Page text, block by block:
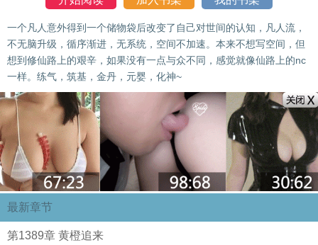
一个凡人意外得到一个储物袋后改变了自己对世间的认知，凡人流，
不无脑升级，循序渐进，无系统，空间不加速。本来不想写空间，但
想到修仙路上的艰辛，如果没有一点与众不同，感觉就像仙路上的nc
一样。练气，筑基，金丹，元婴，化神~
最新章节
第1389章 黄橙追来